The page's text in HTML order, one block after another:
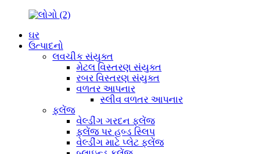
ઘર
ઉત્પાદનો
લવચીક સંયુક્ત
મેટલ વિસ્તરણ સંયુક્ત
રબર વિસ્તરણ સંયુક્ત
વળતર આપનાર
સ્લીવ વળતર આપનાર
ફ્લેંજ
વેલ્ડીંગ ગરદન ફ્લેંજ
ફ્લેંજ પર હબ્ડ સ્લિપ
વેલ્ડીંગ માટે પ્લેટ ફ્લેંજ